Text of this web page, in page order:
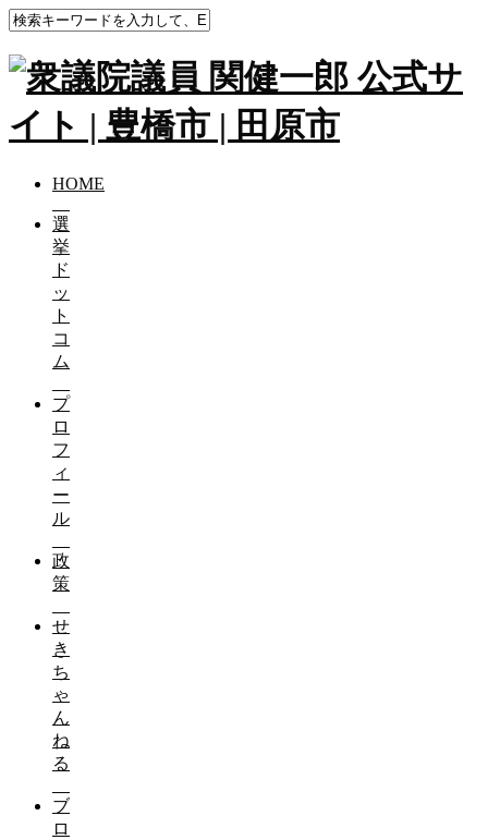
HOME
選
挙
ド
ッ
ト
コ
ム
プ
ロ
フ
ィ
ー
ル
政
策
せ
き
ち
ゃ
ん
ね
る
ブ
ロ